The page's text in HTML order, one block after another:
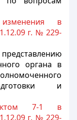
в
г. № 229-
органа в
и
7-1 в
г. № 229-